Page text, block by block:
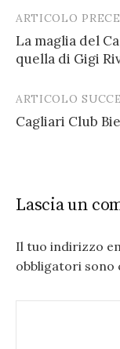
Post
navigation
ARTICOLO
La maglia del
quella di Gigi
ARTICOLO
Cagliari Club
Lascia un
Il tuo indirizzo
obbligatori sono